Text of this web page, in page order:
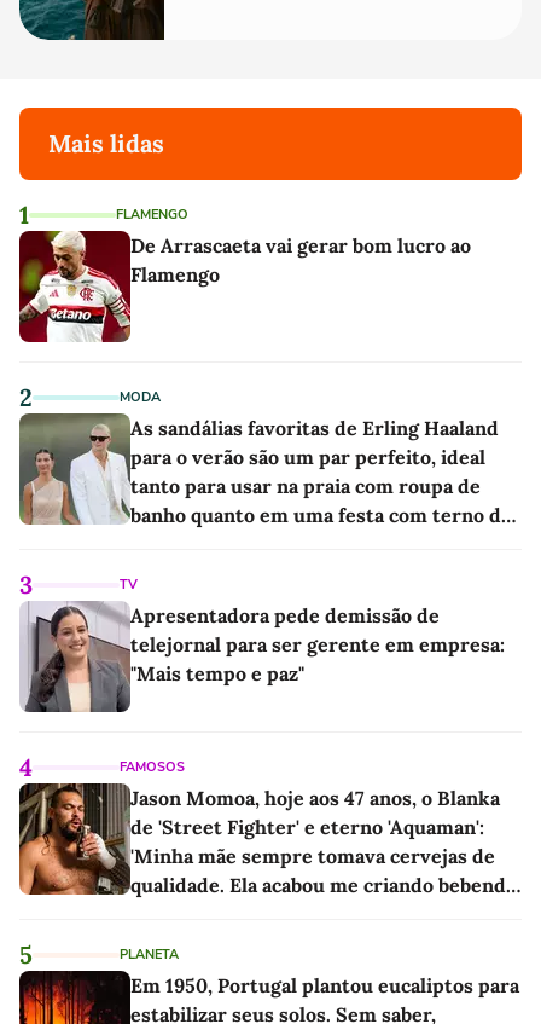
Mais lidas
1 FLAMENGO
De Arrascaeta vai gerar bom lucro ao
Flamengo
2 MODA
As sandálias favoritas de Erling Haaland
para o verão são um par perfeito, ideal
tanto para usar na praia com roupa de
banho quanto em uma festa com terno de
3 TV
Apresentadora pede demissão de
telejornal para ser gerente em empresa:
"Mais tempo e paz"
4 FAMOSOS
Jason Momoa, hoje aos 47 anos, o Blanka
de 'Street Fighter' e eterno 'Aquaman':
'Minha mãe sempre tomava cervejas de
qualidade. Ela acabou me criando bebendo
5 PLANETA
Em 1950, Portugal plantou eucaliptos para
estabilizar seus solos. Sem saber,